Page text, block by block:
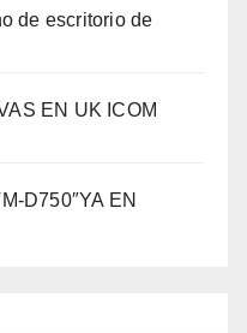
de escritorio de
EN UK ICOM
D750″YA EN